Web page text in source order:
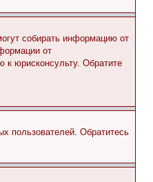
собирать информацию от
от
юрисконсульту. Обратите
пользователей. Обратитесь